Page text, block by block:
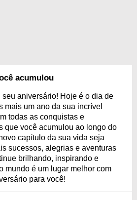
acumulou
seu aniversário! Hoje é o dia de
mais um ano da sua incrível
todas as conquistas e
que você acumulou ao longo do
capítulo da sua vida seja
sucessos, alegrias e aventuras
brilhando, inspirando e
mundo é um lugar melhor com
para você!